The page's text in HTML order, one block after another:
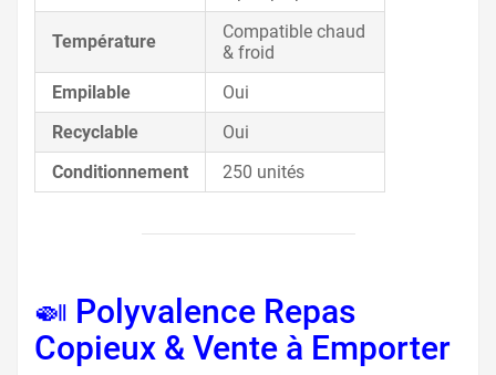
Température
Compatible chaud
& froid
Empilable
Oui
Recyclable
Oui
Conditionnement
250 unités
🍛 Polyvalence Repas
Copieux & Vente à Emporter,